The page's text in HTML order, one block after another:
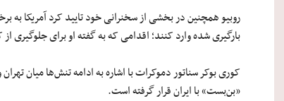
روبیو همچنین در بخشی از سخنرانی خود تایید کرد آمریکا به
بارگیری شده وارد کنند؛ اقدامی که به گفته او برای
کوری بوکر سناتور دموکرات با اشاره به ادامه تنش‌ها میان
«بن‌بست» با ایران قرار گرفته است.